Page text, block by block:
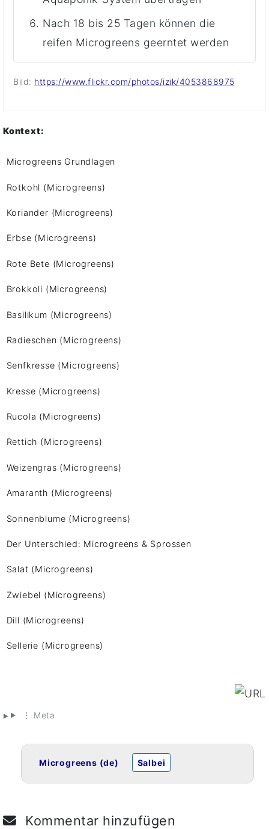
Nach 18 bis 25 Tagen können die
reifen Microgreens geerntet werden
Bild: https://www.flickr.com/photos/izik/4053868975
Kontext:
Microgreens Grundlagen
Rotkohl (Microgreens)
Koriander (Microgreens)
Erbse (Microgreens)
Rote Bete (Microgreens)
Brokkoli (Microgreens)
Basilikum (Microgreens)
Radieschen (Microgreens)
Senfkresse (Microgreens)
Kresse (Microgreens)
Rucola (Microgreens)
Rettich (Microgreens)
Weizengras (Microgreens)
Amaranth (Microgreens)
Sonnenblume (Microgreens)
Der Unterschied: Microgreens & Sprossen
Salat (Microgreens)
Zwiebel (Microgreens)
Dill (Microgreens)
Sellerie (Microgreens)
⋮ Meta
Microgreens (de) Salbei
Kommentar hinzufügen